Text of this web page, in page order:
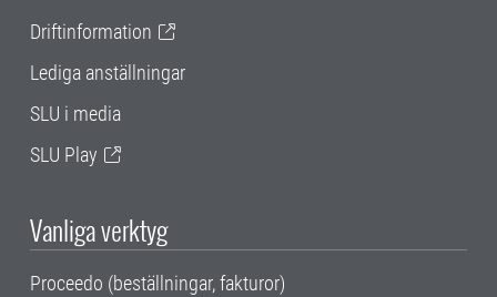
Driftinformation
Lediga anställningar
SLU i media
SLU Play
Vanliga verktyg
Proceedo (beställningar, fakturor)